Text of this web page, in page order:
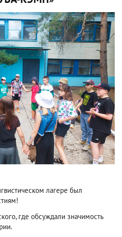
лагере был
где обсуждали значимость